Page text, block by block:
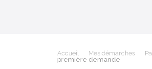
Accueil Mes démarches
première demande